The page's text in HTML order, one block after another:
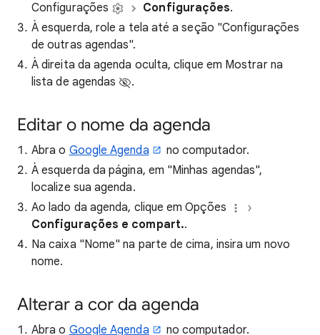
Configurações
Configurações.
À esquerda, role a tela até a seção "Configurações
de outras agendas".
À direita da agenda oculta, clique em Mostrar na
lista de agendas
.
Editar o nome da agenda
Abra o Google Agenda
no computador.
À esquerda da página, em "Minhas agendas",
localize sua agenda.
Ao lado da agenda, clique em Opções
Configurações e compart..
Na caixa "Nome" na parte de cima, insira um novo
nome.
Alterar a cor da agenda
Abra o Google Agenda
no computador.